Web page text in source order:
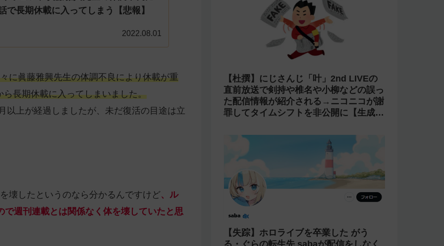
で長期休載に入ってしまう【悲報】
2022.08.01
に眞藤雅興先生の体調不良により休載が重
長期休載に入ってしまいました。
以上が経過しましたが、未だ復活の目途は立
壊したというのなら分かるんですけど、ル
週刊連載とは関係なく体を壊していたと思
の朝晴高校に転生OB山本浩二がやって
くるがライバーを使い切ってたのでベン
チに→ルールが急遽変更されライバーの
転生が可能に
【激怒】にじさんじ 甲斐田晴が「ライ
ブの銀テープを売る奴は2度とライブに